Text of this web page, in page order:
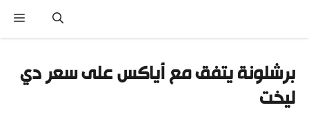
المحتوى
برشلونة يتفق مع أياكس على سعر دي
ليخت